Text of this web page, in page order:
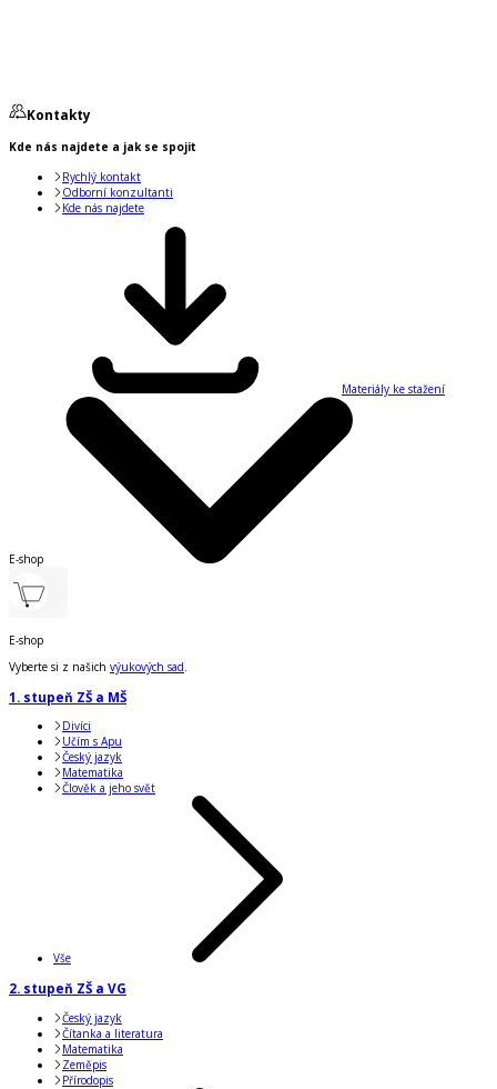
Kontakty
Kde nás najdete a jak se spojit
Rychlý kontakt
Odborní konzultanti
Kde nás najdete
Materiály ke stažení
E-shop
E-shop
Vyberte si z našich výukových sad.
1. stupeň ZŠ a MŠ
Divíci
Učím s Apu
Český jazyk
Matematika
Člověk a jeho svět
Vše
2. stupeň ZŠ a VG
Český jazyk
Čítanka a literatura
Matematika
Zeměpis
Přírodopis